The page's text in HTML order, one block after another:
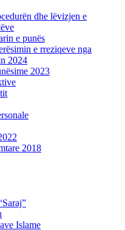
dhe lëvizjen e
e punës
e rreziqeve nga
2024
2023
2018
Islame